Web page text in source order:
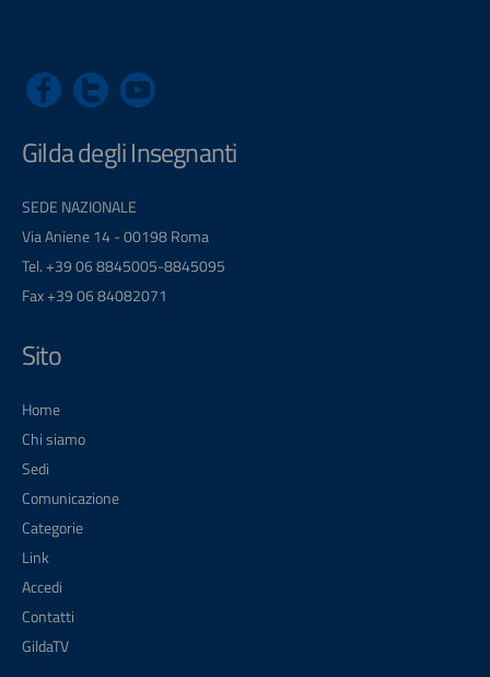
Gilda degli Insegnanti
SEDE NAZIONALE
Via Aniene 14 - 00198 Roma
Tel. +39 06 8845005-8845095
Fax +39 06 84082071
Sito
Home
Chi siamo
Sedi
Comunicazione
Categorie
Link
Accedi
Contatti
GildaTV